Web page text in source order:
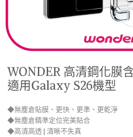
WONDER 高清鋼化膜
適用Galaxy S26機型
◆無塵倉貼膜、更快、更準、更乾淨
◆無塵倉精準定位完美貼合
◆高清高透 | 清晰不失真